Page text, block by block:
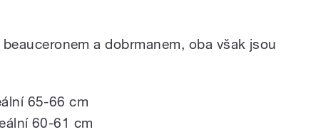
beauceronem a dobrmanem, oba však jsou
65-66 cm
60-61 cm